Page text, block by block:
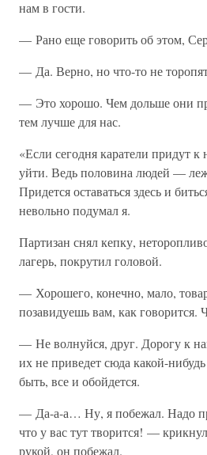
нам в гости.
— Рано еще говорить об этом,
— Да. Верно, но что-то не
— Это хорошо. Чем дольше они
тем лучше для нас.
«Если сегодня каратели придут
уйти. Ведь половина людей —
Придется оставаться здесь и
невольно подумал я.
Партизан снял кепку,
лагерь, покрутил головой.
— Хорошего, конечно, мало,
позавидуешь вам, как говорится.
— Не волнуйся, друг. Дорогу к
их не приведет сюда какой-
быть, все и обойдется.
— Да-а-а… Ну, я побежал. Надо
что у вас тут творится! —
рукой, он побежал.